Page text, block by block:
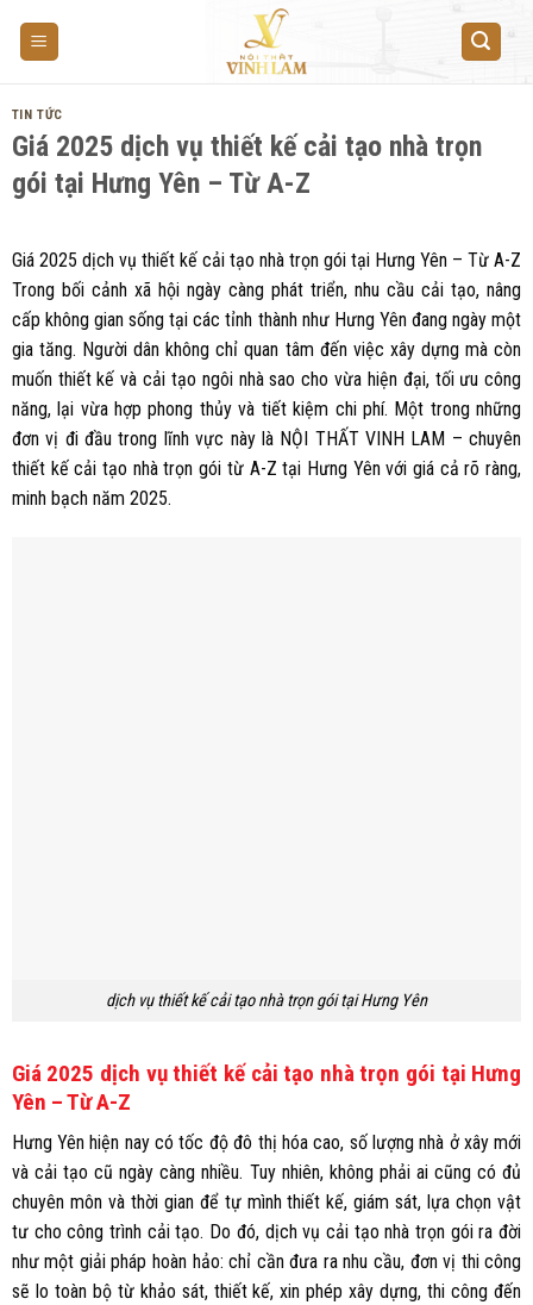
TIN TỨC
Giá 2025 dịch vụ thiết kế cải tạo nhà trọn
gói tại Hưng Yên – Từ A-Z
Giá 2025 dịch vụ thiết kế cải tạo nhà trọn gói tại Hưng Yên – Từ A-Z
Trong bối cảnh xã hội ngày càng phát triển, nhu cầu cải tạo, nâng
cấp không gian sống tại các tỉnh thành như Hưng Yên đang ngày một
gia tăng. Người dân không chỉ quan tâm đến việc xây dựng mà còn
muốn thiết kế và cải tạo ngôi nhà sao cho vừa hiện đại, tối ưu công
năng, lại vừa hợp phong thủy và tiết kiệm chi phí. Một trong những
đơn vị đi đầu trong lĩnh vực này là NỘI THẤT VINH LAM – chuyên
thiết kế cải tạo nhà trọn gói từ A-Z tại Hưng Yên với giá cả rõ ràng,
minh bạch năm 2025.
dịch vụ thiết kế cải tạo nhà trọn gói tại Hưng Yên
Giá 2025 dịch vụ thiết kế cải tạo nhà trọn gói tại Hưng
Yên – Từ A-Z
Hưng Yên hiện nay có tốc độ đô thị hóa cao, số lượng nhà ở xây mới
và cải tạo cũ ngày càng nhiều. Tuy nhiên, không phải ai cũng có đủ
chuyên môn và thời gian để tự mình thiết kế, giám sát, lựa chọn vật
tư cho công trình cải tạo. Do đó, dịch vụ cải tạo nhà trọn gói ra đời
như một giải pháp hoàn hảo: chỉ cần đưa ra nhu cầu, đơn vị thi công
sẽ lo toàn bộ từ khảo sát, thiết kế, xin phép xây dựng, thi công đến